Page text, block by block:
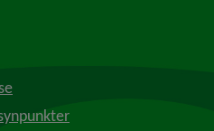
webbplats, öppnas i nytt